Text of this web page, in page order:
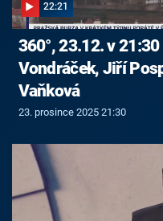
22:21
360°, 23.12. v
Vondráček, Jiří
Vaňková
23. prosince 2025 21:30